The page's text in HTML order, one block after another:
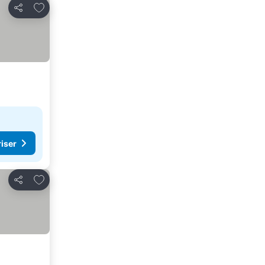
Dela
Lägg till i Mina Favoriter
Dela
Lägg till i Mina Favoriter